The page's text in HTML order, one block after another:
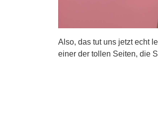
Also, das tut uns jetzt echt
einer der tollen Seiten, die